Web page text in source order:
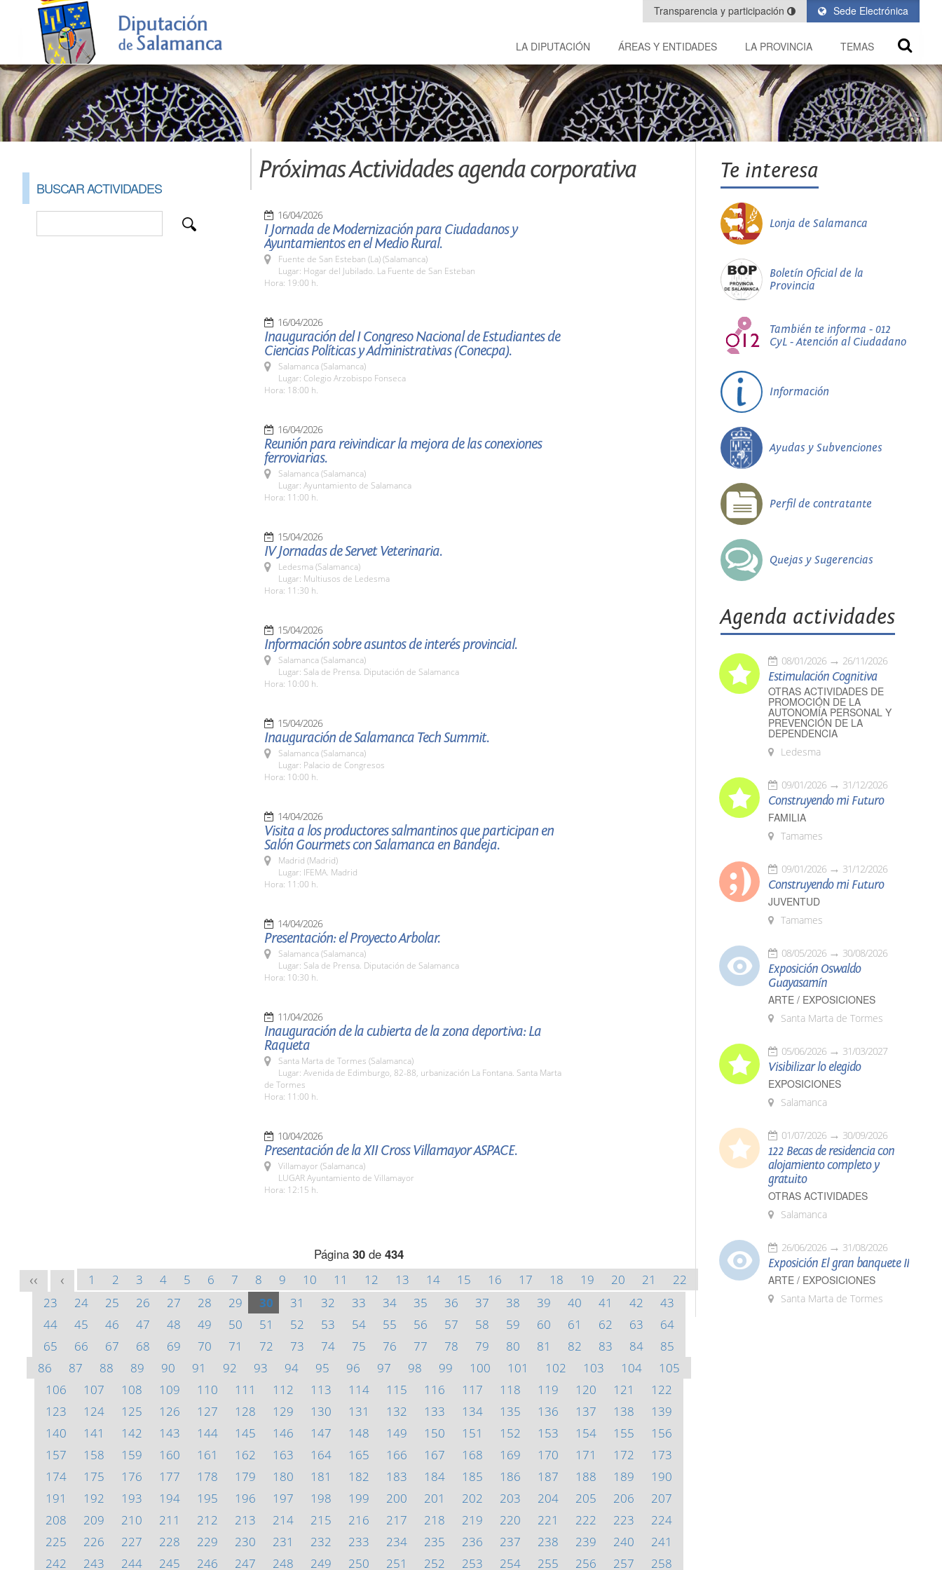
Sede Electrónica
Transparencia y participación
LA DIPUTACIÓN ÁREAS Y ENTIDADES LA PROVINCIA TEMAS
BUSCAR ACTIVIDADES
Próximas Actividades agenda corporativa
16/04/2026
I Jornada de Modernización para Ciudadanos y
Ayuntamientos en el Medio Rural.
Fuente de San Esteban (La) (Salamanca)
Lugar: Hogar del Jubilado. La Fuente de San Esteban
Hora: 19:00 h.
16/04/2026
Inauguración del I Congreso Nacional de Estudiantes de
Ciencias Políticas y Administrativas (Conecpa).
Salamanca (Salamanca)
Lugar: Colegio Arzobispo Fonseca
Hora: 18:00 h.
16/04/2026
Reunión para reivindicar la mejora de las conexiones
ferroviarias.
Salamanca (Salamanca)
Lugar: Ayuntamiento de Salamanca
Hora: 11:00 h.
15/04/2026
IV Jornadas de Servet Veterinaria.
Ledesma (Salamanca)
Lugar: Multiusos de Ledesma
Hora: 11:30 h.
15/04/2026
Información sobre asuntos de interés provincial.
Salamanca (Salamanca)
Lugar: Sala de Prensa. Diputación de Salamanca
Hora: 10:00 h.
15/04/2026
Inauguración de Salamanca Tech Summit.
Salamanca (Salamanca)
Lugar: Palacio de Congresos
Hora: 10:00 h.
14/04/2026
Visita a los productores salmantinos que participan en
Salón Gourmets con Salamanca en Bandeja.
Madrid (Madrid)
Lugar: IFEMA. Madrid
Hora: 11:00 h.
14/04/2026
Presentación: el Proyecto Arbolar.
Salamanca (Salamanca)
Lugar: Sala de Prensa. Diputación de Salamanca
Hora: 10:30 h.
11/04/2026
Inauguración de la cubierta de la zona deportiva: La
Raqueta
Santa Marta de Tormes (Salamanca)
Lugar: Avenida de Edimburgo, 82-88, urbanización La Fontana. Santa Marta
de Tormes
Hora: 11:00 h.
10/04/2026
Presentación de la XII Cross Villamayor ASPACE.
Villamayor (Salamanca)
LUGAR Ayuntamiento de Villamayor
Hora: 12:15 h.
Página 30 de 434
<< < 1 2 3 4 5 6 7 8 9 10 11 12 13 14 15 16 17 18 19 20 21
22
23
24 25 26 27 28 29 30 31 32 33 34 35 36 37 38 39 40 41 42
43
44
45 46 47 48 49 50 51 52 53 54 55 56 57 58 59 60 61 62 63
64
65
66 67 68 69 70 71 72 73 74 75 76 77 78 79 80 81 82 83 84
85
86
87 88 89 90 91 92 93 94 95 96 97 98 99 100 101 102 103 104
105
106
107 108 109 110 111 112 113 114 115 116 117 118 119 120 121
122
123
124 125 126 127 128 129 130 131 132 133 134 135 136 137 138
139
140
141 142 143 144 145 146 147 148 149 150 151 152 153 154 155
156
157
158 159 160 161 162 163 164 165 166 167 168 169 170 171 172
173
174
175 176 177 178 179 180 181 182 183 184 185 186 187 188 189
190
191
192 193 194 195 196 197 198 199 200 201 202 203 204 205 206
207
208
209 210 211 212 213 214 215 216 217 218 219 220 221 222 223
224
225
226 227 228 229 230 231 232 233 234 235 236 237 238 239 240
241
242
243 244 245 246 247 248 249 250 251 252 253 254 255 256 257 258
Te interesa
Lonja de Salamanca
Boletín Oficial de la
Provincia
También te informa - 012
CyL - Atención al Ciudadano
Información
Ayudas y Subvenciones
Perfil de contratante
Quejas y Sugerencias
Agenda actividades
08/01/2026 26/11/2026
Estimulación Cognitiva
OTRAS ACTIVIDADES DE
PROMOCIÓN DE LA
AUTONOMÍA PERSONAL Y
PREVENCIÓN DE LA
DEPENDENCIA
Ledesma
09/01/2026 31/12/2026
Construyendo mi Futuro
FAMILIA
Tamames
09/01/2026 31/12/2026
Construyendo mi Futuro
JUVENTUD
Tamames
08/05/2026 30/08/2026
Exposición Oswaldo
Guayasamín
ARTE / EXPOSICIONES
Santa Marta de Tormes
05/06/2026 31/03/2027
Visibilizar lo elegido
EXPOSICIONES
Salamanca
01/07/2026 30/09/2026
122 Becas de residencia con
alojamiento completo y
gratuito
OTRAS ACTIVIDADES
Salamanca
26/06/2026 31/08/2026
Exposición El gran banquete II
ARTE / EXPOSICIONES
Santa Marta de Tormes